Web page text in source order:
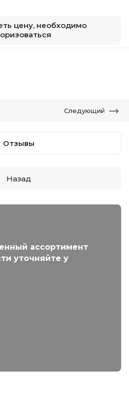
ассортимент
уточняйте у
цену, необходимо
Следующий
Отзывы
Назад